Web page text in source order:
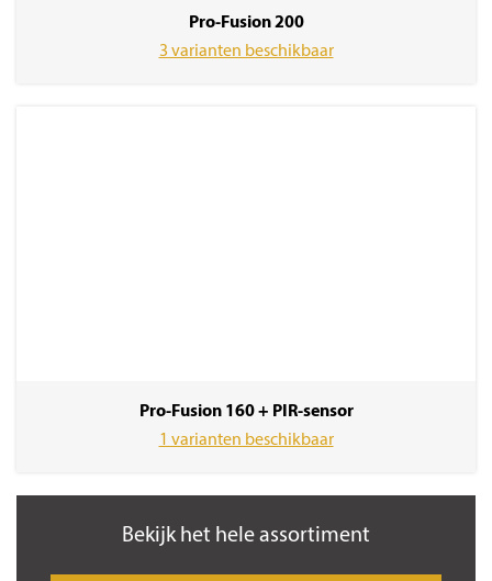
Pro-Fusion 200
3 varianten beschikbaar
Pro-Fusion 160 + PIR-sensor
1 varianten beschikbaar
Bekijk het hele assortiment